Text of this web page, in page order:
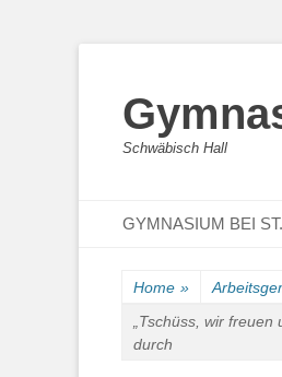
Schwäbisch Hall
Primary Menu
GYMNASIUM BEI
Home »
„Tschüss, wir
durch